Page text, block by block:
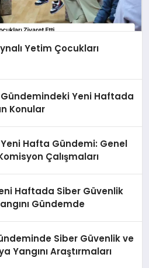
Yetim Çocukları
Gündemindeki Yeni Haftada
Konular
Yeni Hafta Gündemi: Genel
Çalışmaları
Haftada Siber Güvenlik
Gündemde
Siber Güvenlik ve
Yangını Araştırmaları